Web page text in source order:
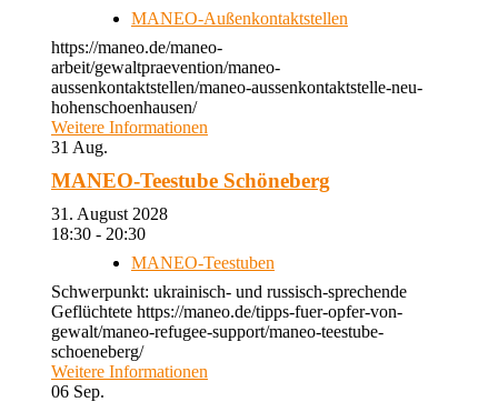
MANEO-Außenkontaktstellen
https://maneo.de/maneo-
arbeit/gewaltpraevention/maneo-
aussenkontaktstellen/maneo-aussenkontaktstelle-neu-
hohenschoenhausen/
Weitere Informationen
31 Aug.
MANEO-Teestube Schöneberg
31. August 2028
18:30 - 20:30
MANEO-Teestuben
Schwerpunkt: ukrainisch- und russisch-sprechende
Geflüchtete https://maneo.de/tipps-fuer-opfer-von-
gewalt/maneo-refugee-support/maneo-teestube-
schoeneberg/
Weitere Informationen
06 Sep.